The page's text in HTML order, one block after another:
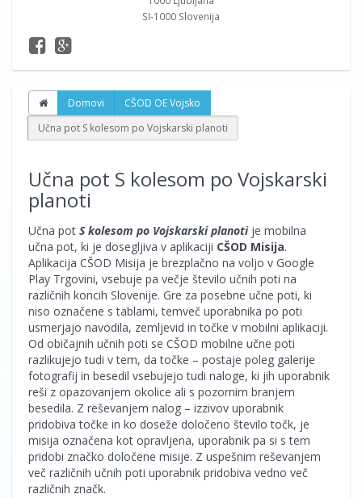
SI-1000 Slovenija
Domovi
CŠOD OE Vojsko
Učna pot S kolesom po Vojskarski planoti
Učna pot S kolesom po Vojskarski
planoti
Učna pot S kolesom po Vojskarski planoti je mobilna
učna pot, ki je dosegljiva v aplikaciji CŠOD Misija.
Aplikacija CŠOD Misija je brezplačno na voljo v Google
Play Trgovini, vsebuje pa večje število učnih poti na
različnih koncih Slovenije. Gre za posebne učne poti, ki
niso označene s tablami, temveč uporabnika po poti
usmerjajo navodila, zemljevid in točke v mobilni aplikaciji.
Od običajnih učnih poti se CŠOD mobilne učne poti
razlikujejo tudi v tem, da točke – postaje poleg galerije
fotografij in besedil vsebujejo tudi naloge, ki jih uporabnik
reši z opazovanjem okolice ali s pozornim branjem
besedila. Z reševanjem nalog – izzivov uporabnik
pridobiva točke in ko doseže določeno število točk, je
misija označena kot opravljena, uporabnik pa si s tem
pridobi značko določene misije. Z uspešnim reševanjem
več različnih učnih poti uporabnik pridobiva vedno več
različnih značk.